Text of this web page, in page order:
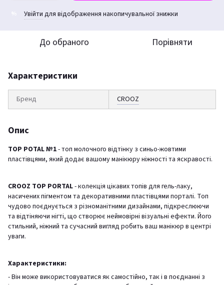
Увійти для відображення накопичувальної знижки
До обраного Порівняти
Характеристики
Бренд CROOZ
Опис
TOP POTAL №1- топ молочного відтінку з синьо-жовтими
пластівцями, який додає вашому манікюру ніжності та яскравості.
CROOZ TOP PORTAL- колекція цікавих топів для гель-лаку,
насичених пігментом та декоративними пластівцями порталі. Топ
чудово поєднується з різноманітними дизайнами, підкреслюючи
та відтіняючи нігті, що створює неймовірні візуальні ефекти. Його
стильний, ніжний та сучасний вигляд робить ваш манікюр в центрі
уваги.
Характеристики:
- Він може використовуватися як самостійно, так і в поєднанні з